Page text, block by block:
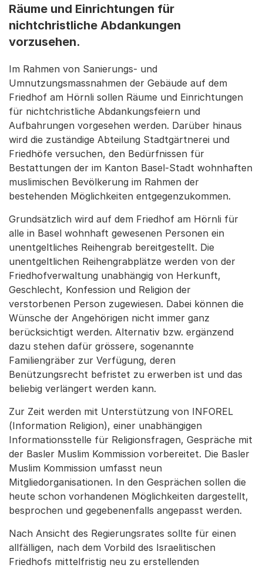
Räume und Einrichtungen für
nichtchristliche Abdankungen
vorzusehen.
Im Rahmen von Sanierungs- und
Umnutzungsmassnahmen der Gebäude auf dem
Friedhof am Hörnli sollen Räume und Einrichtungen
für nichtchristliche Abdankungsfeiern und
Aufbahrungen vorgesehen werden. Darüber hinaus
wird die zuständige Abteilung Stadtgärtnerei und
Friedhöfe versuchen, den Bedürfnissen für
Bestattungen der im Kanton Basel-Stadt wohnhaften
muslimischen Bevölkerung im Rahmen der
bestehenden Möglichkeiten entgegenzukommen.
Grundsätzlich wird auf dem Friedhof am Hörnli für
alle in Basel wohnhaft gewesenen Personen ein
unentgeltliches Reihengrab bereitgestellt. Die
unentgeltlichen Reihengrabplätze werden von der
Friedhofverwaltung unabhängig von Herkunft,
Geschlecht, Konfession und Religion der
verstorbenen Person zugewiesen. Dabei können die
Wünsche der Angehörigen nicht immer ganz
berücksichtigt werden. Alternativ bzw. ergänzend
dazu stehen dafür grössere, sogenannte
Familiengräber zur Verfügung, deren
Benützungsrecht befristet zu erwerben ist und das
beliebig verlängert werden kann.
Zur Zeit werden mit Unterstützung von INFOREL
(Information Religion), einer unabhängigen
Informationsstelle für Religionsfragen, Gespräche mit
der Basler Muslim Kommission vorbereitet. Die Basler
Muslim Kommission umfasst neun
Mitgliedorganisationen. In den Gesprächen sollen die
heute schon vorhandenen Möglichkeiten dargestellt,
besprochen und gegebenenfalls angepasst werden.
Nach Ansicht des Regierungsrates sollte für einen
allfälligen, nach dem Vorbild des Israelitischen
Friedhofs mittelfristig neu zu erstellenden